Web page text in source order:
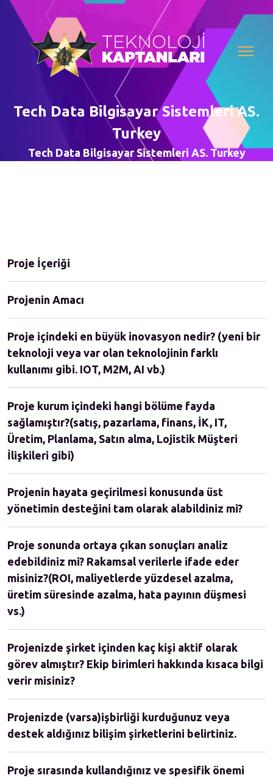
Tech Data Bilgisayar Sistemleri AS.
Turkey
Tech Data Bilgisayar Sistemleri AS. Turkey
Proje İçeriği
Projenin Amacı
Proje içindeki en büyük inovasyon nedir? (yeni bir
teknoloji veya var olan teknolojinin farklı
kullanımı gibi. IOT, M2M, AI vb.)
Proje kurum içindeki hangi bölüme fayda
sağlamıştır?(satış, pazarlama, finans, İK, IT,
Üretim, Planlama, Satın alma, Lojistik Müşteri
İlişkileri gibi)
Projenin hayata geçirilmesi konusunda üst
yönetimin desteğini tam olarak alabildiniz mi?
Proje sonunda ortaya çıkan sonuçları analiz
edebildiniz mi? Rakamsal verilerle ifade eder
misiniz?(ROI, maliyetlerde yüzdesel azalma,
üretim süresinde azalma, hata payının düşmesi
vs.)
Projenizde şirket içinden kaç kişi aktif olarak
görev almıştır? Ekip birimleri hakkında kısaca bilgi
verir misiniz?
Projenizde (varsa)işbirliği kurduğunuz veya
destek aldığınız bilişim şirketlerini belirtiniz.
Proje sırasında kullandığınız ve spesifik önemi